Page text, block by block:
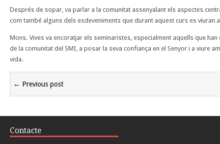
Després de sopar, va parlar a la comunitat assenyalant els aspectes
com també alguns dels esdeveniments que durant aquest curs es viuran a
Mons. Vives va encoratjar els seminaristes, especialment aquells que
de la comunitat del SMI, a posar la seva confiança en el Senyor i a viure
vida.
← Previous post
Contacte